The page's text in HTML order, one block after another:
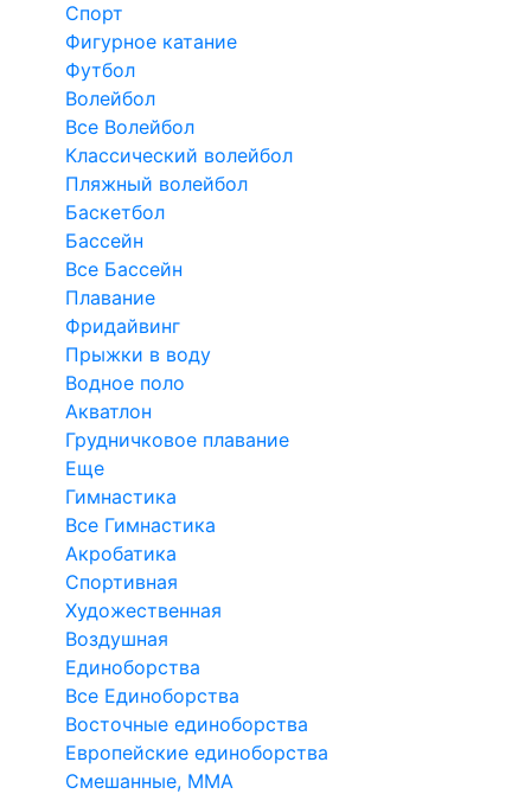
Спорт
Фигурное катание
Футбол
Волейбол
Все Волейбол
Классический волейбол
Пляжный волейбол
Баскетбол
Бассейн
Все Бассейн
Плавание
Фридайвинг
Прыжки в воду
Водное поло
Акватлон
Грудничковое плавание
Еще
Гимнастика
Все Гимнастика
Акробатика
Спортивная
Художественная
Воздушная
Единоборства
Все Единоборства
Восточные единоборства
Европейские единоборства
Смешанные, ММА